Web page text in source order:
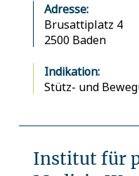
Adresse:
Brusattiplatz 4
2500 Baden
Indikation:
Stütz- und
Institut für